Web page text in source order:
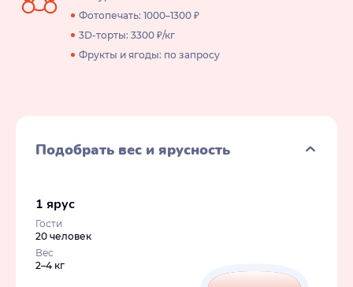
Фотопечать: 1000–1300 ₽
3D-торты: 3300 ₽/кг
Фрукты и ягоды: по запросу
Подобрать вес и ярусность
1 ярус
Гости
20 человек
Вес
2–4 кг